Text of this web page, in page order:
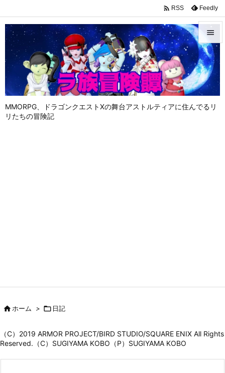
MMORPG、ドラゴンクエストⅩの舞台アストルティアに住んでるリ
リたちの冒険記


メニュ

サイド

 RSS Feedly
ホーム >  日記
（C）2019 ARMOR PROJECT/BIRD STUDIO/SQUARE ENIX All Rights
Reserved.（C）SUGIYAMA KOBO（P）SUGIYAMA KOBO